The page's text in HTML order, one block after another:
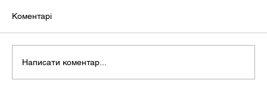
Коментарі
Написати коментар...